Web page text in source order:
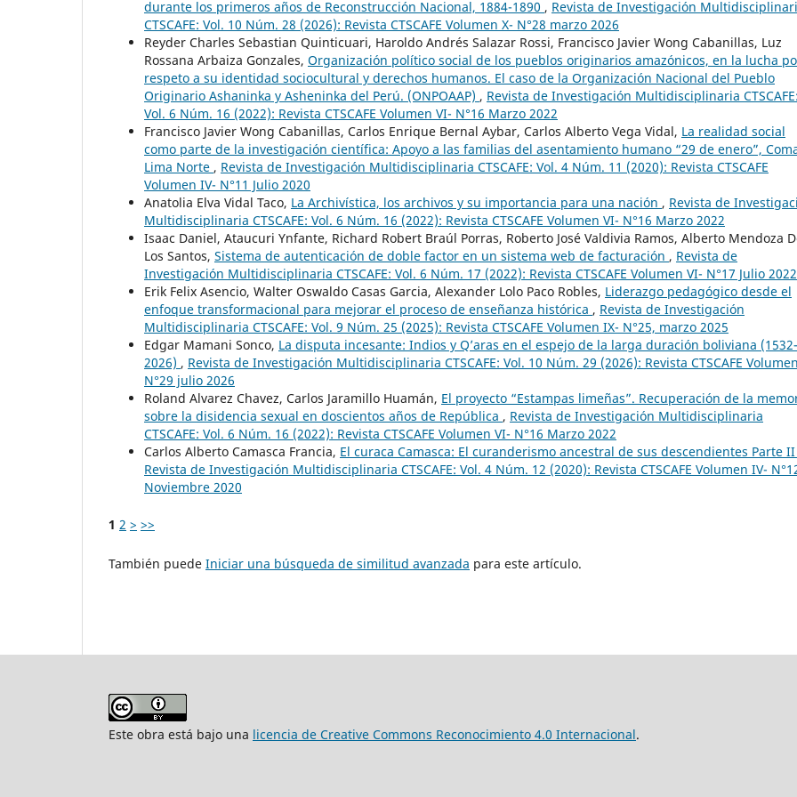
durante los primeros años de Reconstrucción Nacional, 1884-1890 , Revista de Investigación
CTSCAFE: Vol. 10 Núm. 28 (2026): Revista CTSCAFE Volumen X- N°28 marzo 2026
Reyder Charles Sebastian Quinticuari, Haroldo Andrés Salazar Rossi, Francisco Javier Wong Cabanillas, Luz
Rossana Arbaiza Gonzales, Organización político social de los pueblos originarios amazónicos, en la lucha
respeto a su identidad sociocultural y derechos humanos. El caso de la Organización Nacional del Pueblo
Originario Ashaninka y Asheninka del Perú. (ONPOAAP) , Revista de Investigación Multidisciplinaria CTSCAFE:
Vol. 6 Núm. 16 (2022): Revista CTSCAFE Volumen VI- N°16 Marzo 2022
Francisco Javier Wong Cabanillas, Carlos Enrique Bernal Aybar, Carlos Alberto Vega Vidal, La realidad social
como parte de la investigación científica: Apoyo a las familias del asentamiento humano “29 de enero”,
Lima Norte , Revista de Investigación Multidisciplinaria CTSCAFE: Vol. 4 Núm. 11 (2020): Revista CTSCAFE
Volumen IV- N°11 Julio 2020
Anatolia Elva Vidal Taco, La Archivística, los archivos y su importancia para una nación , Revista de
Multidisciplinaria CTSCAFE: Vol. 6 Núm. 16 (2022): Revista CTSCAFE Volumen VI- N°16 Marzo 2022
Isaac Daniel, Ataucuri Ynfante, Richard Robert Braúl Porras, Roberto José Valdivia Ramos, Alberto Mendoza
Los Santos, Sistema de autenticación de doble factor en un sistema web de facturación , Revista de
Investigación Multidisciplinaria CTSCAFE: Vol. 6 Núm. 17 (2022): Revista CTSCAFE Volumen VI- N°17 Julio 2022
Erik Felix Asencio, Walter Oswaldo Casas Garcia, Alexander Lolo Paco Robles, Liderazgo pedagógico desde el
enfoque transformacional para mejorar el proceso de enseñanza histórica , Revista de Investigación
Multidisciplinaria CTSCAFE: Vol. 9 Núm. 25 (2025): Revista CTSCAFE Volumen IX- N°25, marzo 2025
Edgar Mamani Sonco, La disputa incesante: Indios y Q’aras en el espejo de la larga duración boliviana
2026) , Revista de Investigación Multidisciplinaria CTSCAFE: Vol. 10 Núm. 29 (2026): Revista CTSCAFE
N°29 julio 2026
Roland Alvarez Chavez, Carlos Jaramillo Huamán, El proyecto “Estampas limeñas”. Recuperación de la
sobre la disidencia sexual en doscientos años de República , Revista de Investigación Multidisciplinaria
CTSCAFE: Vol. 6 Núm. 16 (2022): Revista CTSCAFE Volumen VI- N°16 Marzo 2022
Carlos Alberto Camasca Francia, El curaca Camasca: El curanderismo ancestral de sus descendientes Parte II
Revista de Investigación Multidisciplinaria CTSCAFE: Vol. 4 Núm. 12 (2020): Revista CTSCAFE Volumen IV-
Noviembre 2020
1 2 > >>
También puede Iniciar una búsqueda de similitud avanzada para este artículo.
Este obra está bajo una licencia de Creative Commons Reconocimiento 4.0 Internacional.